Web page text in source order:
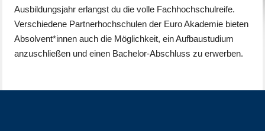
Ausbildungsjahr erlangst du die volle Fachhochschulreife.
Verschiedene Partnerhochschulen der Euro Akademie bieten
Absolvent*innen auch die Möglichkeit, ein Aufbaustudium
anzuschließen und einen Bachelor-Abschluss zu erwerben.